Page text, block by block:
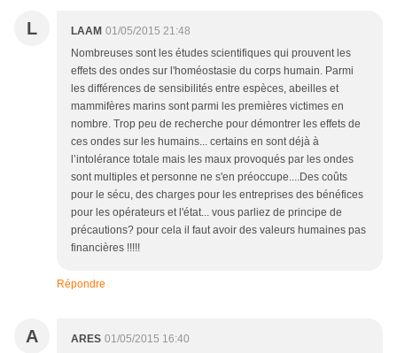
L LAAM 01/05/2015 21:48
Nombreuses sont les études scientifiques qui prouvent les
effets des ondes sur l'homéostasie du corps humain. Parmi
les différences de sensibilités entre espèces, abeilles et
mammifères marins sont parmi les premières victimes en
nombre. Trop peu de recherche pour démontrer les effets de
ces ondes sur les humains... certains en sont déjà à
l’intolérance totale mais les maux provoqués par les ondes
sont multiples et personne ne s'en préoccupe....Des coûts
pour le sécu, des charges pour les entreprises des bénéfices
pour les opérateurs et l'état... vous parliez de principe de
précautions? pour cela il faut avoir des valeurs humaines pas
financières !!!!!
Répondre
A ARES 01/05/2015 16:40